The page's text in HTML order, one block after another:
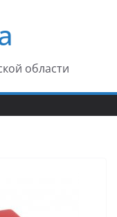
области